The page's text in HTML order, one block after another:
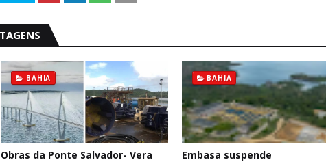
BAHIA
Obras da Ponte Salvador- Vera
BAHIA
Embasa suspende